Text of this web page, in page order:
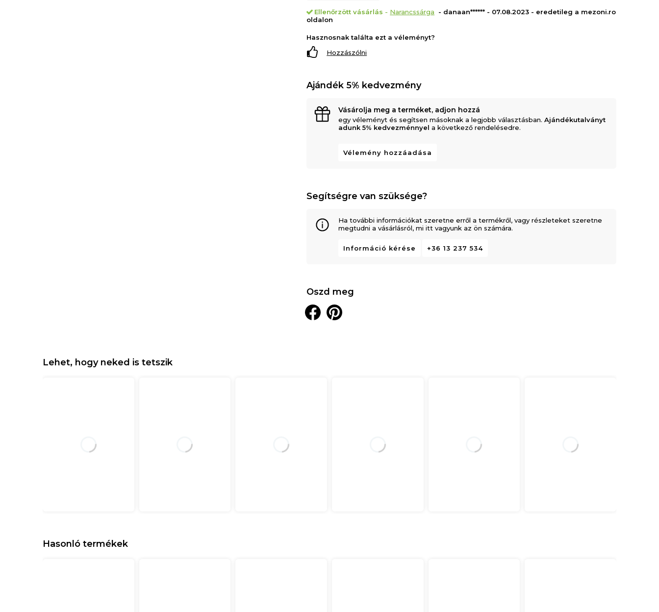
Ellenőrzött vásárlás - Narancssárga
- danaan****** - 07.08.2023 - eredetileg a mezoni.ro
oldalon
Hasznosnak találta ezt a véleményt?
Hozzászólni
Ajándék 5% kedvezmény
Vásárolja meg a terméket, adjon hozzá
egy véleményt és segítsen másoknak a legjobb választásban.Ajándékutalványt
adunk 5% kedvezménnyel a következő rendelésedre.
Vélemény hozzáadása
Segítségre van szüksége?
Ha további információkat szeretne erről a termékről, vagy részleteket szeretne
megtudni a vásárlásról, mi itt vagyunk az ön számára.
Információ kérése +36 13 237 534
Oszd meg
Lehet, hogy neked is tetszik
Hasonló termékek